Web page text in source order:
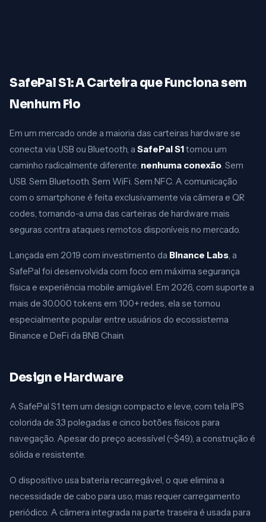
SafePal S1: A Carteira que Funciona sem
Nenhum Fio
Em um mercado onde a maioria das carteiras hardware se
conecta via USB ou Bluetooth, a SafePal S1tomou um
caminho radicalmente diferente: nenhuma conexão. Sem
USB. Sem Bluetooth. Sem WiFi. Sem NFC. A comunicação
com o smartphone é feita exclusivamente via câmera e QR
codes, tornando-a uma das carteiras de hardware mais
seguras contra ataques remotos disponíveis no mercado.
Lançada em 2019 com investimento da Binance Labs, a
SafePal foi desenvolvida com foco em máxima segurança
física e experiência mobile amigável. Em 2026, com suporte a
mais de 30.000 tokens em 100+ redes, ela se tornou
especialmente popular entre usuários do ecossistema
Binance e DeFi da BNB Chain.
Design e Hardware
A SafePal S1 tem um design compacto e leve, com tela IPS
colorida de 3,3 polegadas e cinco botões físicos para
navegação. Apesar do preço acessível (~$49), a construção é
sólida e resistente.
O dispositivo usa bateria recarregável, o que elimina a
necessidade de cabo para uso, mas requer carregamento
periódico. A câmera integrada na parte traseira é usada para